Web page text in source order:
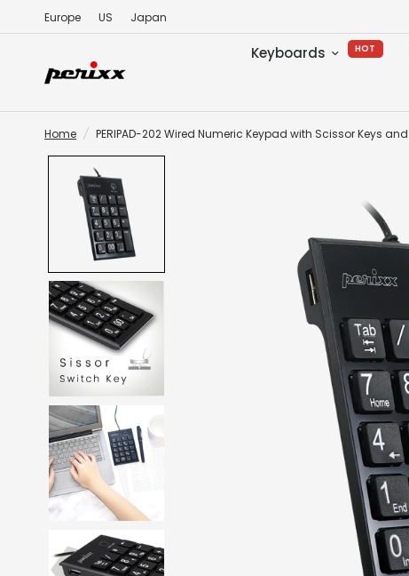
Europe US Japan
Keyboards HOT
Home / PERIPAD-202 Wired Numeric Keypad with Scissor Keys and